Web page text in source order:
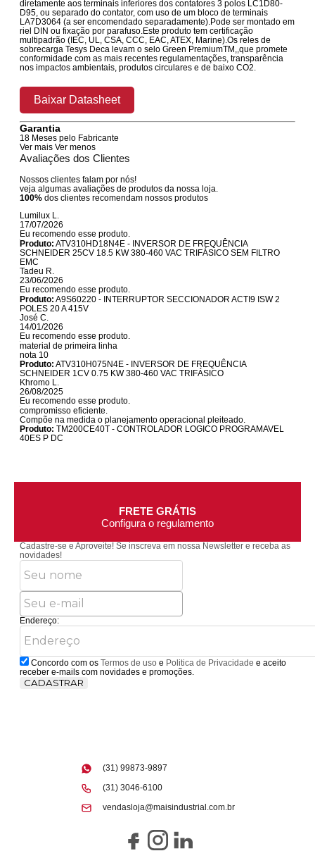
diretamente aos terminais inferiores dos contatores 3 polos LC1D80-
D95, ou separado do contator, com uso de um bloco de terminais
LA7D3064 (a ser encomendado separadamente).Pode ser montado em
riel DIN ou fixação por parafuso.Este produto tem certificação
multipadrão (IEC, UL, CSA, CCC, EAC, ATEX, Marine).Os reles de
sobrecarga Tesys Deca levam o selo Green PremiumTM,,que promete
conformidade com as mais recentes regulamentações, transparência
nos impactos ambientais, produtos circulares e de baixo CO2.
Baixar Datasheet
Garantia
18 Meses pelo Fabricante
Ver mais Ver menos
Avaliações dos Clientes
Nossos clientes falam por nós!
veja algumas avaliações de produtos da nossa loja.
100% dos clientes recomendam nossos produtos
Lumilux L.
17/07/2026
Eu recomendo esse produto.
Produto: ATV310HD18N4E - INVERSOR DE FREQUÊNCIA
SCHNEIDER 25CV 18.5 KW 380-460 VAC TRIFÁSICO SEM FILTRO
EMC
Tadeu R.
23/06/2026
Eu recomendo esse produto.
Produto: A9S60220 - INTERRUPTOR SECCIONADOR ACTI9 ISW 2
POLES 20 A 415V
José C.
14/01/2026
Eu recomendo esse produto.
material de primeira linha
nota 10
Produto: ATV310H075N4E - INVERSOR DE FREQUÊNCIA
SCHNEIDER 1CV 0.75 KW 380-460 VAC TRIFÁSICO
Khromo L.
26/08/2025
Eu recomendo esse produto.
compromisso eficiente.
Compõe na medida o planejamento operacional pleiteado.
Produto: TM200CE40T - CONTROLADOR LOGICO PROGRAMAVEL
40ES P DC
FRETE GRÁTIS
Configura o regulamento
Cadastre-se e Aproveite!Se inscreva em nossa Newsletter e receba as
novidades!
Endereço:
Concordo com osTermos de uso e Politica de Privacidade e aceito
receber e-mails com novidades e promoções.
CADASTRAR
(31) 99873-9897
(31) 3046-6100
vendasloja@maisindustrial.com.br